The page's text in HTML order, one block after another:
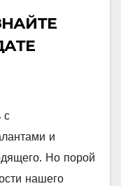
с
и
Но порой
нашего